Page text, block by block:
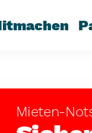
Mieten-